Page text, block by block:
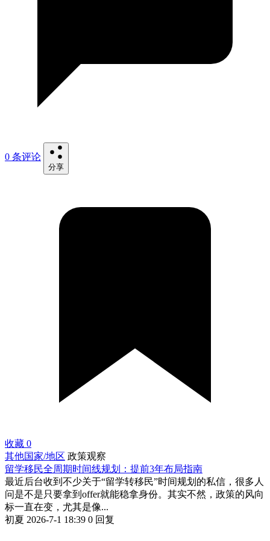
0 条评论
分享
收藏 0
其他国家/地区 政策观察
留学移民全周期时间线规划：提前3年布局指南
最近后台收到不少关于“留学转移民”时间规划的私信，很多人
问是不是只要拿到offer就能稳拿身份。其实不然，政策的风向
标一直在变，尤其是像...
初夏 2026-7-1 18:39 0 回复